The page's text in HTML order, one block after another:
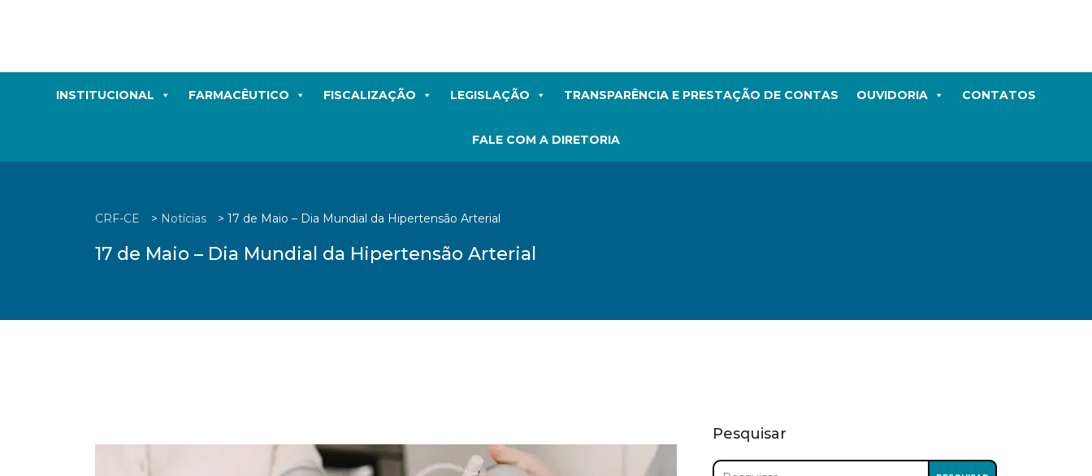
INSTITUCIONAL FARMACÊUTICO FISCALIZAÇÃO LEGISLAÇÃO TRANSPARÊNCIA E PRESTAÇÃO DE CONTAS OUVIDORIA CONTATOS
FALE COM A DIRETORIA
CRF-CE > Notícias > 17 de Maio – Dia Mundial da Hipertensão Arterial
17 de Maio – Dia Mundial da Hipertensão Arterial
Pesquisar
Pesquisar